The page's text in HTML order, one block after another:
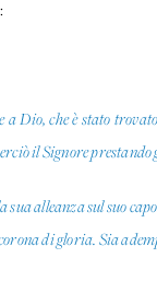
a Dio, che è stato
il Signore
sua alleanza sul suo
di gloria. Sia